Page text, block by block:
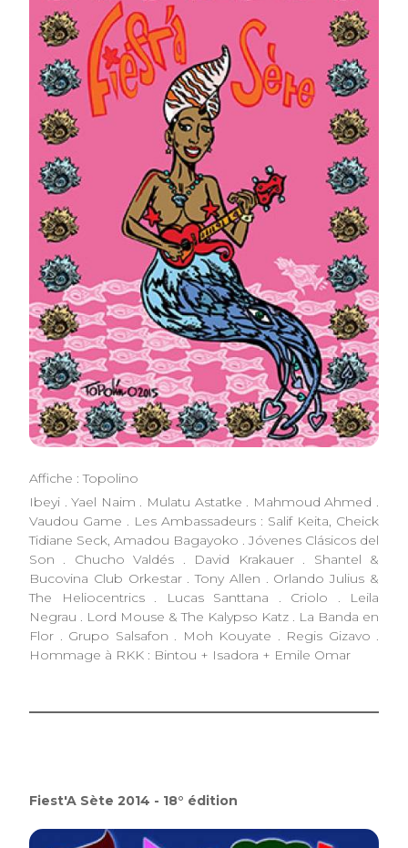
Affiche : Topolino
Ibeyi . Yael Naim . Mulatu Astatke . Mahmoud Ahmed .
Vaudou Game . Les Ambassadeurs : Salif Keita, Cheick
Tidiane Seck, Amadou Bagayoko . Jóvenes Clásicos del
Son . Chucho Valdés . David Krakauer . Shantel &
Bucovina Club Orkestar . Tony Allen . Orlando Julius &
The Heliocentrics . Lucas Santtana . Criolo . Leila
Negrau . Lord Mouse & The Kalypso Katz . La Banda en
Flor . Grupo Salsafon . Moh Kouyate . Regis Gizavo .
Hommage à RKK : Bintou + Isadora + Emile Omar
Fiest'A Sète 2014 - 18° édition